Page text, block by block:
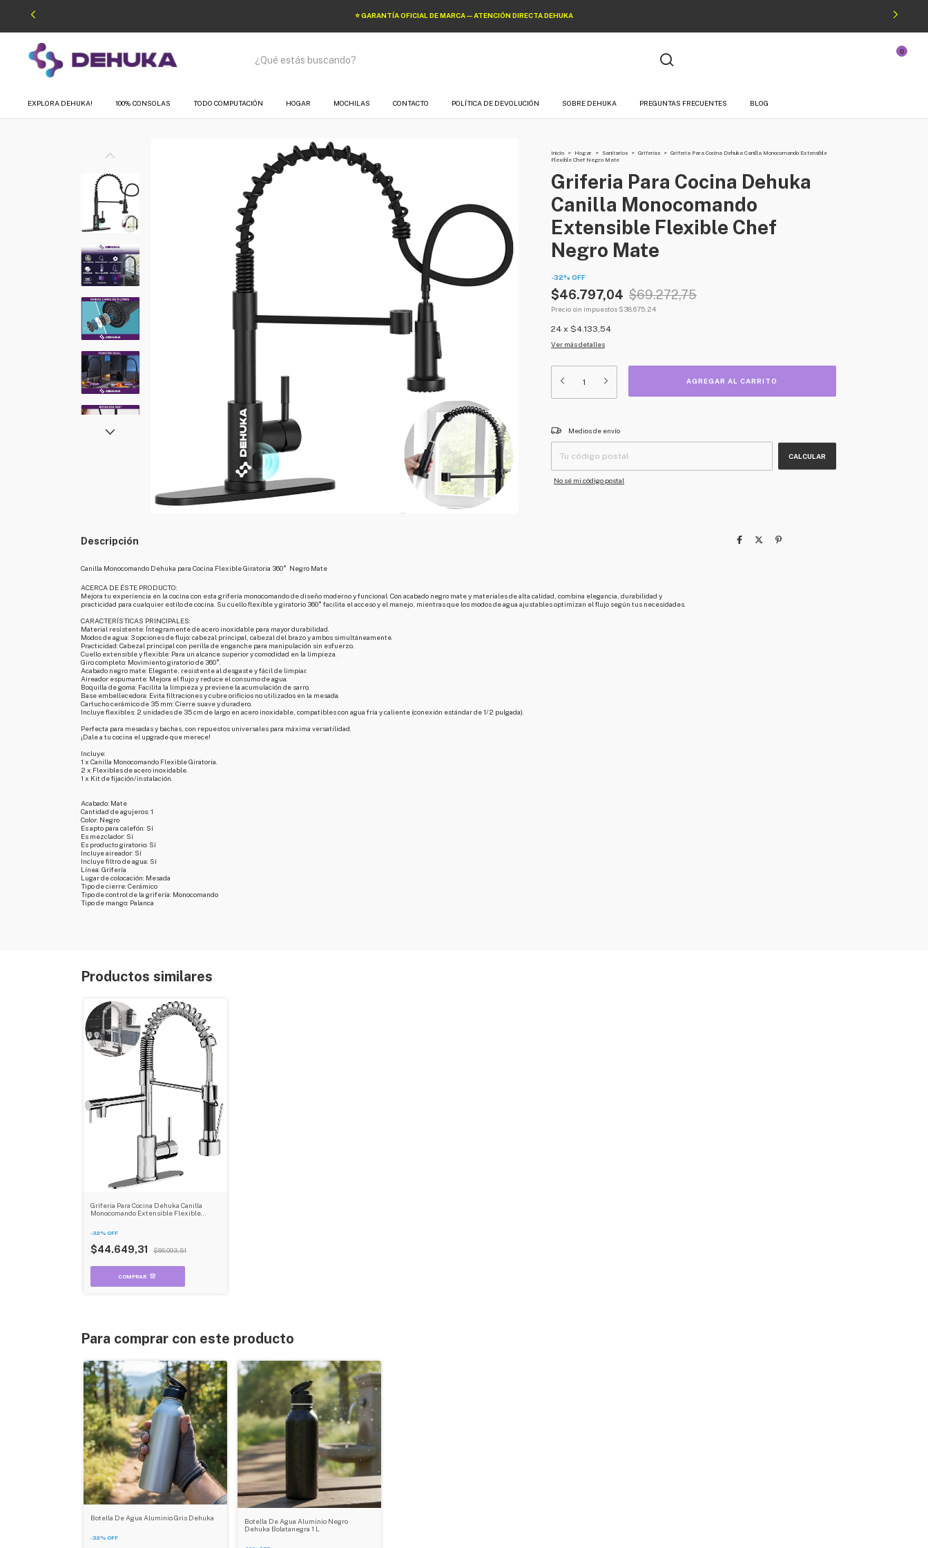
⭐ GARANTÍA OFICIAL DE MARCA — ATENCIÓN DIRECTA DEHUKA
0
EXPLORA DEHUKA! 100% CONSOLAS TODO COMPUTACIÓN HOGAR MOCHILAS CONTACTO POLÍTICA DE DEVOLUCIÓN SOBRE DEHUKA PREGUNTAS FRECUENTES BLOG
Inicio > Hogar > Sanitarios > Griferías > Griferia Para Cocina Dehuka Canilla Monocomando Extensible
Flexible Chef Negro Mate
Griferia Para Cocina Dehuka
Canilla Monocomando
Extensible Flexible Chef
Negro Mate
-32% OFF
$46.797,04 $69.272,75
Precio sin impuestos $38.675,24
24 x $4.133,54
Ver más detalles
Entregas para el CP:
Medios de envío
CALCULAR
No sé mi código postal
Descripción
Canilla Monocomando Dehuka para Cocina Flexible Giratoria 360°  Negro Mate
ACERCA DE ÉSTE PRODUCTO:
Mejora tu experiencia en la cocina con esta grifería monocomando de diseño moderno y funcional. Con acabado negro mate y materiales de alta calidad, combina elegancia, durabilidad y
practicidad para cualquier estilo de cocina. Su cuello flexible y giratorio 360° facilita el acceso y el manejo, mientras que los modos de agua ajustables optimizan el flujo según tus necesidades.
CARACTERÍSTICAS PRINCIPALES:
Material resistente: Íntegramente de acero inoxidable para mayor durabilidad.
Modos de agua: 3 opciones de flujo: cabezal principal, cabezal del brazo y ambos simultáneamente.
Practicidad: Cabezal principal con perilla de enganche para manipulación sin esfuerzo.
Cuello extensible y flexible: Para un alcance superior y comodidad en la limpieza.
Giro completo: Movimiento giratorio de 360°.
Acabado negro mate: Elegante, resistente al desgaste y fácil de limpiar.
Aireador espumante: Mejora el flujo y reduce el consumo de agua.
Boquilla de goma: Facilita la limpieza y previene la acumulación de sarro.
Base embellecedora: Evita filtraciones y cubre orificios no utilizados en la mesada.
Cartucho cerámico de 35 mm: Cierre suave y duradero.
Incluye flexibles: 2 unidades de 35 cm de largo en acero inoxidable, compatibles con agua fría y caliente (conexión estándar de 1/2 pulgada).
Perfecta para mesadas y bachas, con repuestos universales para máxima versatilidad.
¡Dale a tu cocina el upgrade que merece!
Incluye:
1 x Canilla Monocomando Flexible Giratoria.
2 x Flexibles de acero inoxidable.
1 x Kit de fijación/instalación.
Acabado: Mate
Cantidad de agujeros: 1
Color: Negro
Es apto para calefón: Sí
Es mezclador: Sí
Es producto giratorio: Sí
Incluye aireador: Sí
Incluye filtro de agua: Sí
Línea: Grifería
Lugar de colocación: Mesada
Tipo de cierre: Cerámico
Tipo de control de la grifería: Monocomando
Tipo de mango: Palanca
Productos similares
Griferia Para Cocina Dehuka Canilla
Monocomando Extensible Flexible
-32% OFF
$44.649,31 $66.093,51
Para comprar con este producto
Botella De Agua Aluminio Gris Dehuka
-32% OFF
Botella De Agua Aluminio Negro
Dehuka Bolatanegra 1 L